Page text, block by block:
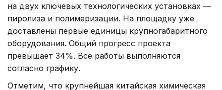
на двух ключевых технологических установках —
пиролиза и полимеризации. На площадку уже
доставлены первые единицы крупногабаритного
оборудования. Общий прогресс проекта
превышает 34%. Все работы выполняются
согласно графику.
Отметим, что крупнейшая китайская химическая